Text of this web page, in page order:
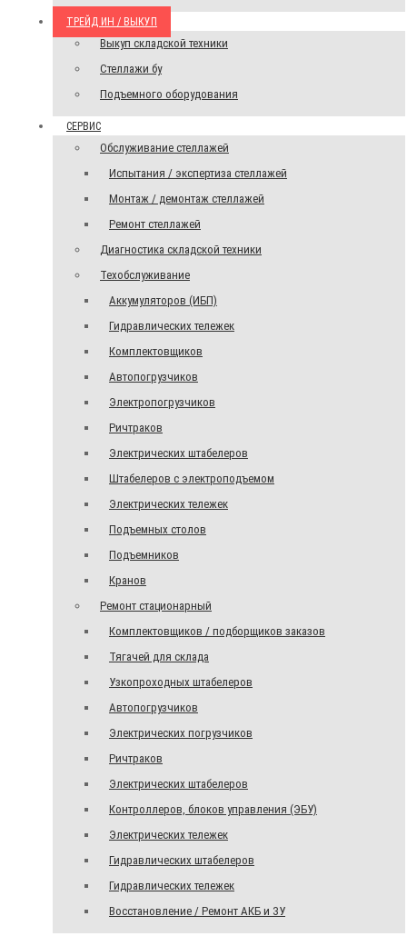
ТРЕЙД ИН / ВЫКУП
Выкуп складской техники
Стеллажи бу
Подъемного оборудования
СЕРВИС
Обслуживание стеллажей
Испытания / экспертиза стеллажей
Монтаж / демонтаж стеллажей
Ремонт стеллажей
Диагностика складской техники
Техобслуживание
Аккумуляторов (ИБП)
Гидравлических тележек
Комплектовщиков
Автопогрузчиков
Электропогрузчиков
Ричтраков
Электрических штабелеров
Штабелеров с электроподъемом
Электрических тележек
Подъемных столов
Подъемников
Кранов
Ремонт стационарный
Комплектовщиков / подборщиков заказов
Тягачей для склада
Узкопроходных штабелеров
Автопогрузчиков
Электрических погрузчиков
Ричтраков
Электрических штабелеров
Контроллеров, блоков управления (ЭБУ)
Электрических тележек
Гидравлических штабелеров
Гидравлических тележек
Восстановление / Ремонт АКБ и ЗУ